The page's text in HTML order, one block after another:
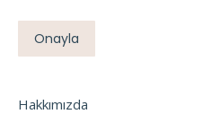
Onayla
Hakkımızda